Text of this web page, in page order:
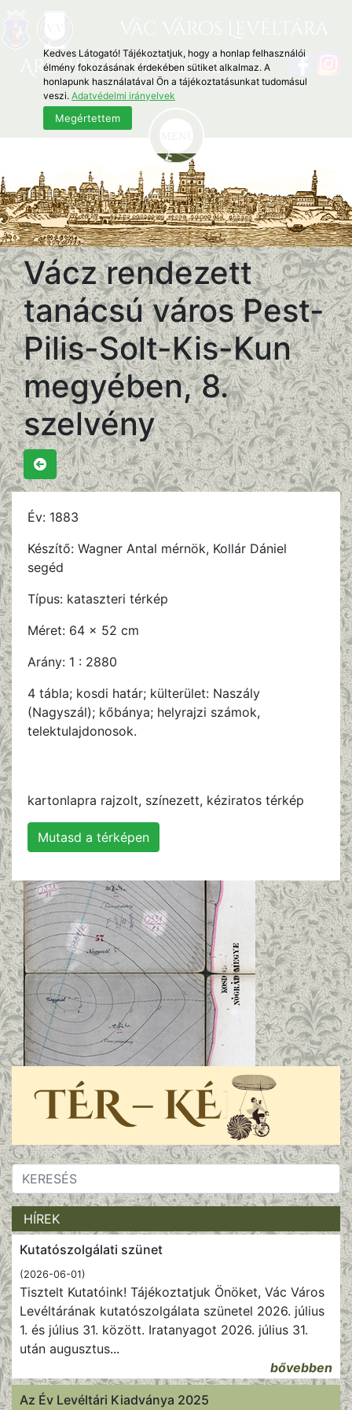
Archivum Vaciense
HÍREK
Kutatószolgálati szünet
(2026-06-01)
Tisztelt Kutatóink! Tájékoztatjuk Önöket, Vác Város
Levéltárának kutatószolgálata szünetel 2026. július
1. és július 31. között. Iratanyagot 2026. július 31.
után augusztus...
bővebben
Az Év Levéltári Kiadványa 2025
Vácz rendezett
tanácsú város Pest-
Pilis-Solt-Kis-Kun
megyében, 8.
szelvény
Év: 1883
Készítő: Wagner Antal mérnök, Kollár Dániel
segéd
Típus: kataszteri térkép
Méret: 64 x 52 cm
Arány: 1 : 2880
4 tábla; kosdi határ; külterület: Naszály
(Nagyszál); kőbánya; helyrajzi számok,
telektulajdonosok.
kartonlapra rajzolt, színezett, kéziratos térkép
Mutasd a térképen
Kedves Látogató! Tájékoztatjuk, hogy a honlap felhasználói
élmény fokozásának érdekében sütiket alkalmaz. A
honlapunk használatával Ön a tájékoztatásunkat tudomásul
veszi. Adatvédelmi irányelvek
Megértettem